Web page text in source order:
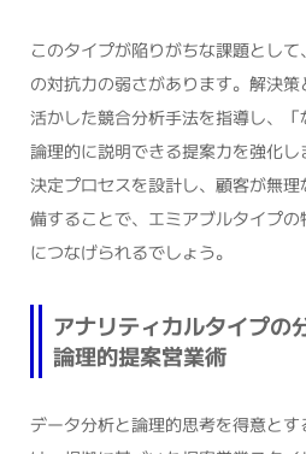
このタイプが陥りがちな課題とし
の対抗力の弱さがあります。解決
活かした競合分析手法を指導し、
論理的に説明できる提案力を強化
決定プロセスを設計し、顧客が無
備することで、エミアブルタイプ
につなげられるでしょう。
アナリティカルタイプの
論理的提案営業術
データ分析と論理的思考を得意と